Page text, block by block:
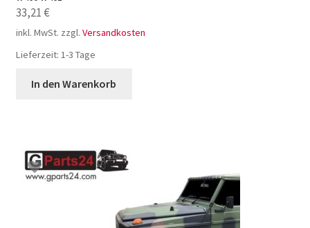
33,21€
inkl. MwSt. zzgl. Versandkosten
Lieferzeit: 1-3 Tage
In den Warenkorb